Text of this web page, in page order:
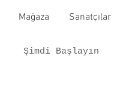
Mağaza Sanatçılar
Şimdi Başlayın